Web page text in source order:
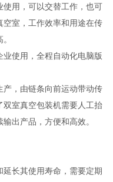
用，可以交替工作，也可
空室，工作效率和用途在传
使用，全程自动化电脑版
，由链条向前运动带动传
室真空包装机需要人工抬
出产品，方便和高效。
长其使用寿命，需要定期